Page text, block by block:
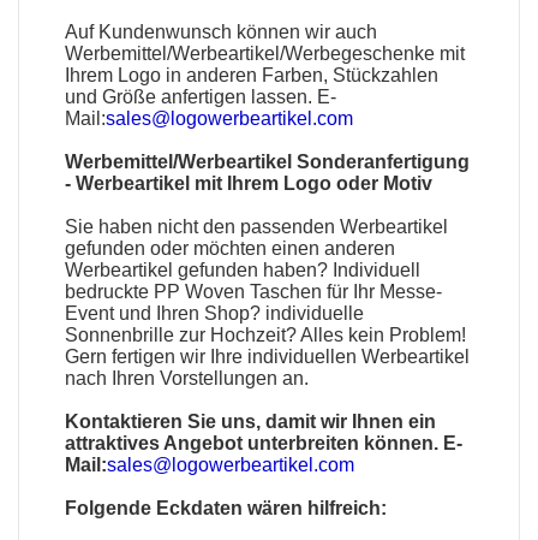
Auf Kundenwunsch können wir auch
Werbemittel/Werbeartikel/Werbegeschenke mit
Ihrem Logo in anderen Farben, Stückzahlen
und Größe anfertigen lassen. E-
Mail:sales@logowerbeartikel.com
Werbemittel/Werbeartikel Sonderanfertigung
-Werbeartikel mit Ihrem Logo oder Motiv
Sie haben nicht den passendenWerbeartikel
gefunden oder möchten einen anderen
Werbeartikel gefunden haben? Individuell
bedruckte PP Woven Taschen für Ihr Messe-
Event und Ihren Shop? individuelle
Sonnenbrille zur Hochzeit? Alles kein Problem!
Gern fertigen wir Ihre individuellen Werbeartikel
nach Ihren Vorstellungen an.
Kontaktieren Sie uns, damit wir Ihnen ein
attraktives Angebot unterbreiten können. E-
Mail:sales@logowerbeartikel.com
Folgende Eckdaten wären hilfreich: